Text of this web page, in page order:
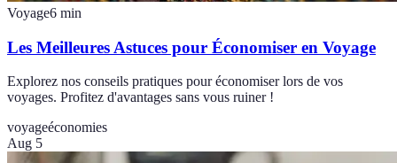
Voyage6 min
Les Meilleures Astuces pour Économiser en Voyage
Explorez nos conseils pratiques pour économiser lors de vos
voyages. Profitez d'avantages sans vous ruiner !
voyageéconomies
Aug 5